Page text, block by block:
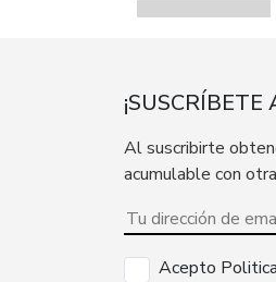
Al suscribirte
acumulable con
Acepto